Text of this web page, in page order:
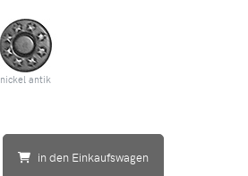
nickel antik
in den Einkaufswagen